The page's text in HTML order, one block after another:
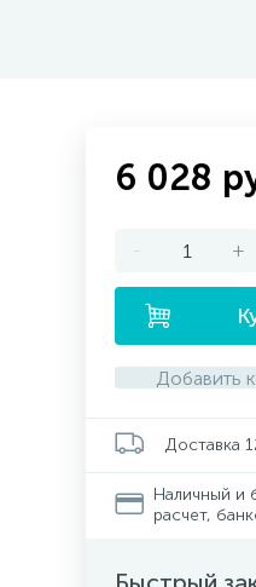
6 028
- +
Добавить
Доставка
Наличный и
расчет,